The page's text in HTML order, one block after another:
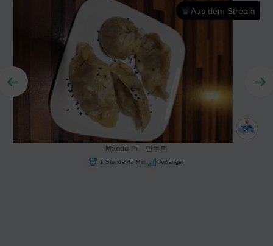
Aus dem Stream
Mandu-Pi – 만두피
1 Stunde 45 Min. Anfänger